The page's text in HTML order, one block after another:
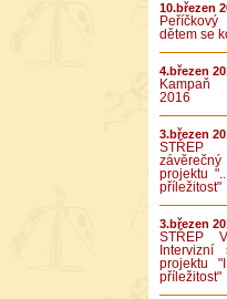
10.březen
dětem se
4.březen
Kampaň
2016
3.březen
závěrečný
projektu
příležitost"
3.březen
STŘEP
projektu
příležitost"